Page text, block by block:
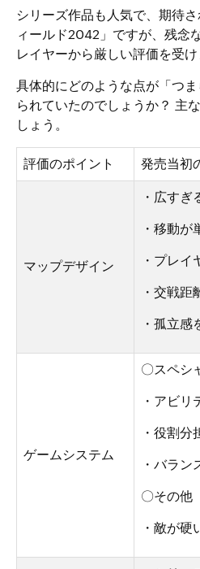
シリーズ作品も人気で、期待
ィールド2042」ですが、残念
レイヤーから厳しい評価を受け
具体的にどのような点が「つ
られていたのでしょうか？ 主
しょう。
評価のポイント 発売当初
マップデザイン
・広すぎ
・移動
・プレイ
・交戦
・孤立感
ゲームシステム
〇スペシ
・アビリ
・役割分
・バラン
〇その他
・敵が硬